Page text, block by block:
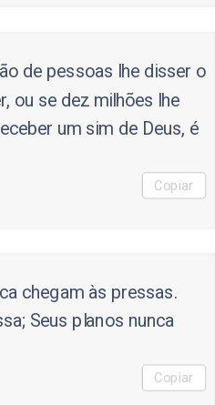
de pessoas lhe disser o
ou se dez milhões lhe
um sim de Deus, é
Copiar
chegam às pressas.
Seus planos nunca
Copiar